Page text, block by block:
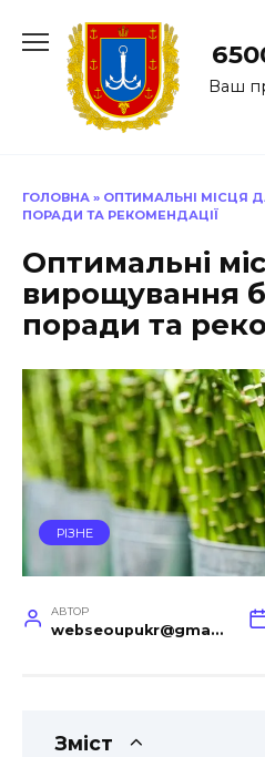
до
Ваш
ГОЛОВНА » ОПТИМАЛЬНІ МІСЦЯ
ПОРАДИ ТА РЕКОМЕНДАЦІЇ
Оптимальні
вирощування
поради та
РІЗНЕ
АВТОР
webseoupukr@gmail.com
Зміст